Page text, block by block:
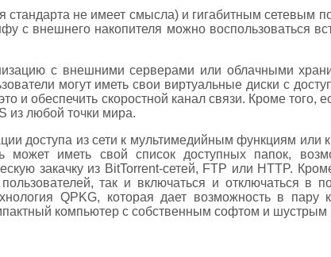
стандарта не имеет смысла) и гигабитным сетевым
с внешнего накопителя можно воспользоваться
с внешними серверами или облачными
могут иметь свои виртуальные диски с
и обеспечить скоростной канал связи. Кроме того,
из любой точки мира.
доступа из сети к мультимедийным функциям или
может иметь свой список доступных папок,
закачку из BitTorrent-сетей, FTP или HTTP.
так и включаться и отключаться в
QPKG, которая дает возможность в пару
компьютер с собственным софтом и шустрым